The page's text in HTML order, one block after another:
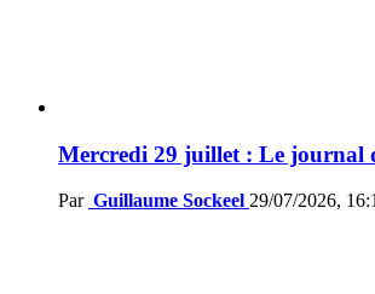
Mercredi 29 juillet : Le journal
Par Guillaume Sockeel 29/07/2026,